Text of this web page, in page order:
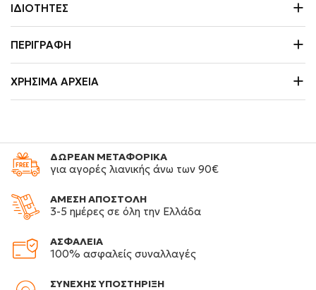
ΙΔΙΌΤΗΤΕΣ
ΠΕΡΙΓΡΑΦΉ
ΧΡΉΣΙΜΑ ΑΡΧΕΊΑ
ΔΩΡΕΑΝ ΜΕΤΑΦΟΡΙΚΑ
για αγορές λιανικής άνω των 90€
ΑΜΕΣΗ ΑΠΟΣΤΟΛΗ
3-5 ημέρες σε όλη την Ελλάδα
ΑΣΦΑΛΕΙΑ
100% ασφαλείς συναλλαγές
ΣΥΝΕΧΗΣ ΥΠΟΣΤΗΡΙΞΗ